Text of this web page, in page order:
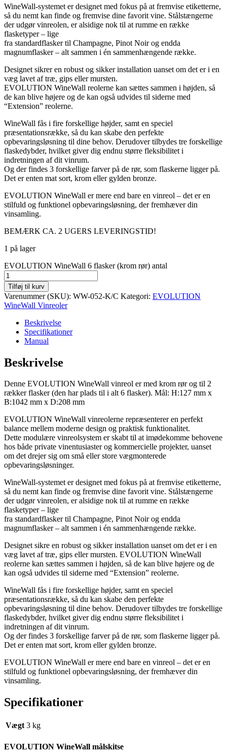
WineWall-systemet er designet med fokus på at fremvise etiketterne,
så du nemt kan finde og fremvise dine favorit vine. Stålstængerne
der udgør vinreolen, er alsidige nok til at rumme en række
flasketyper – lige
fra standardflasker til Champagne, Pinot Noir og endda
magnumflasker – alt sammen i én sammenhængende række.
Designet sikrer en robust og sikker installation uanset om det er i en
væg lavet af træ, gips eller mursten.
EVOLUTION WineWall reolerne kan sættes sammen i højden, så
de kan blive højere og de kan også udvides til siderne med
“Extension” reolerne.
WineWall fås i fire forskellige højder, samt en speciel
præsentationsrække, så du kan skabe den perfekte
opbevaringsløsning til dine behov. Derudover tilbydes tre forskellige
flaskedybder, hvilket giver dig endnu større fleksibilitet i
indretningen af dit vinrum.
Og der findes 3 forskellige farver på de rør, som flaskerne ligger på.
Det er enten mat sort, krom eller gylden bronze.
EVOLUTION WineWall er mere end bare en vinreol – det er en
stilfuld og funktionel opbevaringsløsning, der fremhæver din
vinsamling.
BEMÆRK CA. 2 UGERS LEVERINGSTID!
1 på lager
EVOLUTION WineWall 6 flasker (krom rør) antal
Tilføj til kurv
Varenummer (SKU): WW-052-K/C Kategori: EVOLUTION
WineWall Vinreoler
Beskrivelse
Specifikationer
Manual
Beskrivelse
Denne EVOLUTION WineWall vinreol er med krom rør og til 2
rækker flasker (den har plads til i alt 6 flasker). Mål: H:127 mm x
B:1042 mm x D:208 mm
EVOLUTION WineWall vinreolerne repræsenterer en perfekt
balance mellem moderne design og praktisk funktionalitet.
Dette modulære vinreolsystem er skabt til at imødekomme behovene
hos både private vinentusiaster og kommercielle projekter, uanset
om det drejer sig om små eller store vægmonterede
opbevaringsløsninger.
WineWall-systemet er designet med fokus på at fremvise etiketterne,
så du nemt kan finde og fremvise dine favorit vine. Stålstængerne
der udgør vinreolen, er alsidige nok til at rumme en række
flasketyper – lige
fra standardflasker til Champagne, Pinot Noir og endda
magnumflasker – alt sammen i én sammenhængende række.
Designet sikre en robust og sikker installation uanset om det er i en
væg lavet af træ, gips eller mursten. EVOLUTION WineWall
reolerne kan sættes sammen i højden, så de kan blive højere og de
kan også udvides til siderne med “Extension” reolerne.
WineWall fås i fire forskellige højder, samt en speciel
præsentationsrække, så du kan skabe den perfekte
opbevaringsløsning til dine behov. Derudover tilbydes tre forskellige
flaskedybder, hvilket giver dig endnu større fleksibilitet i
indretningen af dit vinrum.
Og der findes 3 forskellige farver på de rør, som flaskerne ligger på.
Det er enten mat sort, krom eller gylden bronze.
EVOLUTION WineWall er mere end bare en vinreol – det er en
stilfuld og funktionel opbevaringsløsning, der fremhæver din
vinsamling.
Specifikationer
Vægt 3 kg
EVOLUTION WineWall målskitse